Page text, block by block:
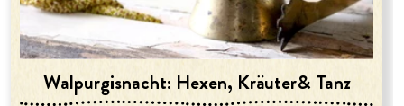
Walpurgisnacht: Hexen, Kräuter& Tanz